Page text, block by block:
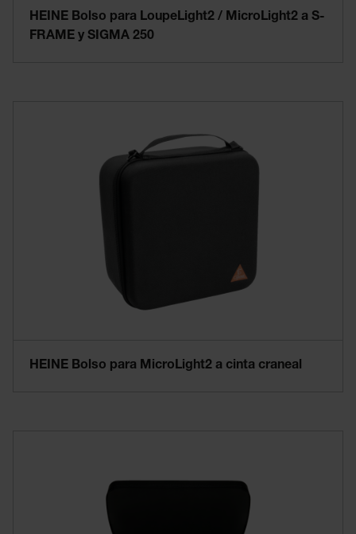
HEINE Bolso para LoupeLight2 / MicroLight2 a S-
FRAME y SIGMA 250
HEINE Bolso para MicroLight2 a cinta craneal